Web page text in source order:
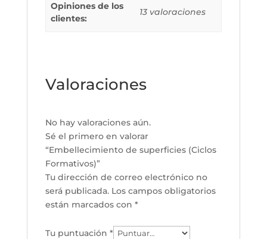
Opiniones de los
clientes:
13 valoraciones
Valoraciones
No hay valoraciones aún.
Sé el primero en valorar
“Embellecimiento de superficies (Ciclos
Formativos)”
Tu dirección de correo electrónico no
será publicada. Los campos obligatorios
están marcados con *
Tu puntuación *